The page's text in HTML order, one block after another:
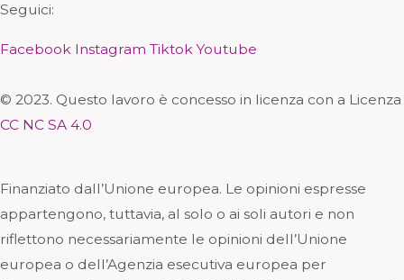
Seguici:
Facebook Instagram Tiktok Youtube
© 2023. Questo lavoro è concesso in licenza con a Licenza
CC NC SA 4.0
Finanziato dall’Unione europea. Le opinioni espresse
appartengono, tuttavia, al solo o ai soli autori e non
riflettono necessariamente le opinioni dell’Unione
europea o dell’Agenzia esecutiva europea per